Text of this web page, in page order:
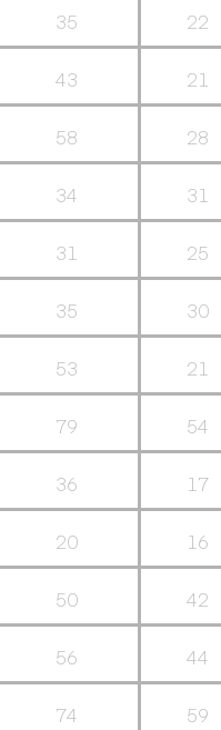
35 22
43 21
58 28
34 31
31 25
35 30
53 21
79 54
36 17
20 16
50 42
56 44
74 59